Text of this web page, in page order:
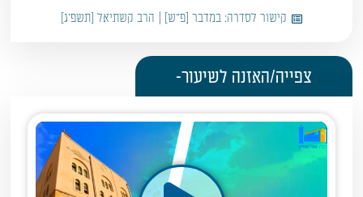
קישור לסדרה: במדבר [פ"ש] | הרב קשתיאל [תשפ'ג]
צפייה/האזנה לשיעור-